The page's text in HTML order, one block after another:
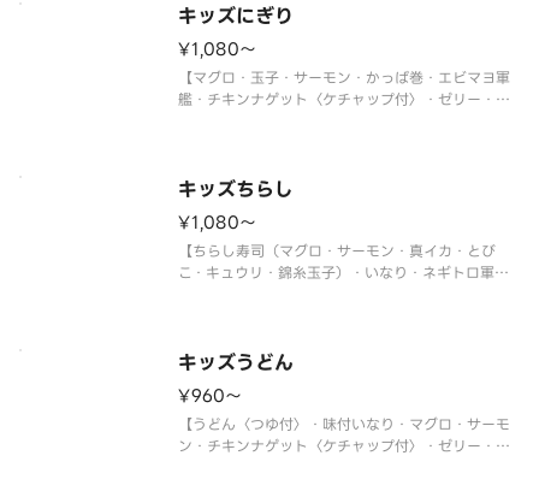
キッズにぎり
¥1,080〜
【マグロ・玉子・サーモン・かっぱ巻・エビマヨ軍
艦・チキンナゲット〈ケチャップ付〉・ゼリー・ジ
キッズちらし
¥1,080〜
【ちらし寿司（マグロ・サーモン・真イカ・とび
こ・キュウリ・錦糸玉子）・いなり・ネギトロ軍
※使い捨て容器でお届けします。
キッズうどん
¥960〜
【うどん〈つゆ付〉・味付いなり・マグロ・サーモ
ン・チキンナゲット〈ケチャップ付〉・ゼリー・ジ